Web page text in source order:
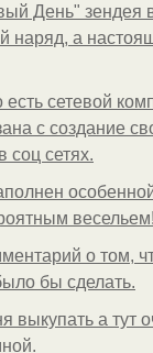
День" зендея
наряд, а
есть сетевой
с создание
соц сетях.
весельем!
о том,
бы сделать.
выкупать а тут